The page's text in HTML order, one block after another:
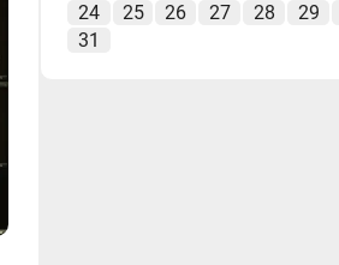
24
25 26 27 28
29
31